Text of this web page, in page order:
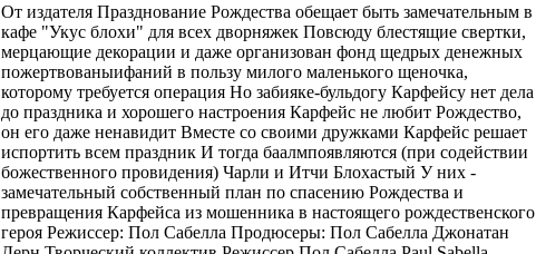
От издателя Празднование Рождества обещает быть замечательным в
кафе "Укус блохи" для всех дворняжек Повсюду блестящие свертки,
мерцающие декорации и даже организован фонд щедрых денежных
пожертвованыифаний в пользу милого маленького щеночка,
которому требуется операция Но забияке-бульдогу Карфейсу нет дела
до праздника и хорошего настроения Карфейс не любит Рождество,
он его даже ненавидит Вместе со своими дружками Карфейс решает
испортить всем праздник И тогда баалмпоявляются (при содействии
божественного провидения) Чарли и Итчи Блохастый У них -
замечательный собственный план по спасению Рождества и
превращения Карфейса из мошенника в настоящего рождественского
героя Режиссер: Пол Сабелла Продюсеры: Пол Сабелла Джонатан